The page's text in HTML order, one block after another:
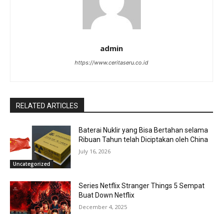
admin
https://www.ceritaseru.co.id
RELATED ARTICLES
Uncategorized
Baterai Nuklir yang Bisa Bertahan selama
Ribuan Tahun telah Diciptakan oleh China
July 16, 2026
Series Netflix Stranger Things 5 Sempat
Buat Down Netflix
December 4, 2025